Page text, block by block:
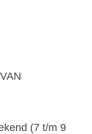
(7 t/m 9